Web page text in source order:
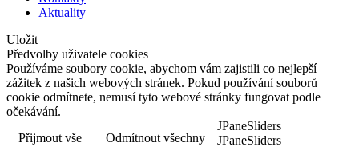
Aktuality
Uložit
Předvolby uživatele cookies
Používáme soubory cookie, abychom vám zajistili co nejlepší
zážitek z našich webových stránek. Pokud používání souborů
cookie odmítnete, nemusí tyto webové stránky fungovat podle
očekávání.
Přijmout vše
Odmítnout všechny
JPaneSliders
JPaneSliders